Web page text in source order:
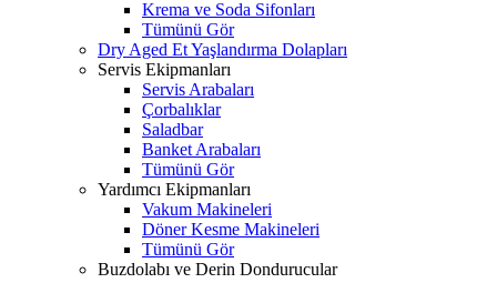
Krema ve Soda Sifonları
Tümünü Gör
Dry Aged Et Yaşlandırma Dolapları
Servis Ekipmanları
Servis Arabaları
Çorbalıklar
Saladbar
Banket Arabaları
Tümünü Gör
Yardımcı Ekipmanları
Vakum Makineleri
Döner Kesme Makineleri
Tümünü Gör
Buzdolabı ve Derin Dondurucular